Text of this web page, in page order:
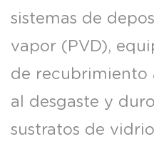
sistemas de
vapor (PVD),
de recubrimiento
al desgaste y
sustratos de